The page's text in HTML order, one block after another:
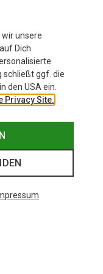
wir unsere
Dich
schließt ggf. die
den USA ein.
Privacy Site.